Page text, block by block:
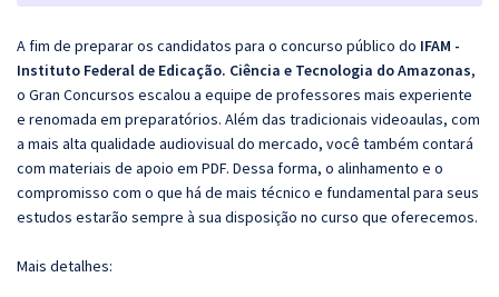
A fim de preparar os candidatos para o concurso público do IFAM -
Instituto Federal de Edicação. Ciência e Tecnologia do Amazonas,
o Gran Concursos escalou a equipe de professores mais experiente
e renomada em preparatórios. Além das tradicionais videoaulas, com
a mais alta qualidade audiovisual do mercado, você também contará
com materiais de apoio em PDF. Dessa forma, o alinhamento e o
compromisso com o que há de mais técnico e fundamental para seus
estudos estarão sempre à sua disposição no curso que oferecemos.
Mais detalhes: